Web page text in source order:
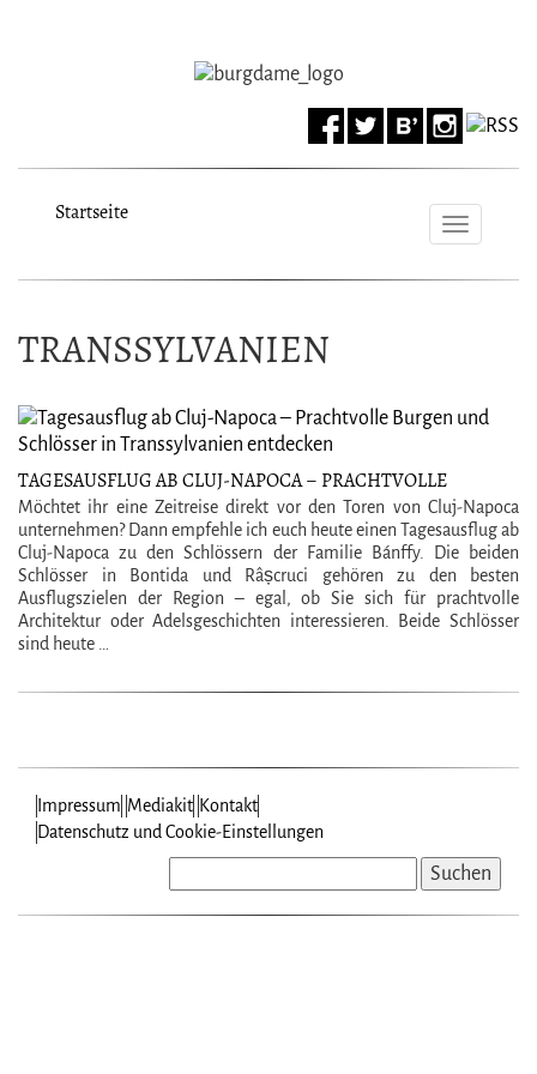
Toggle
Startseite
TRANSSYLVANIEN
TAGESAUSFLUG AB CLUJ-NAPOCA – PRACHTVOLLE
BURGEN UND SCHLÖSSER IN TRANSSYLVANIEN
ENTDECKEN
Möchtet ihr eine Zeitreise direkt vor den Toren von Cluj-Napoca
unternehmen? Dann empfehle ich euch heute einen Tagesausflug ab
Cluj-Napoca zu den Schlössern der Familie Bánffy. Die beiden
Schlösser in Bontida und Râșcruci gehören zu den besten
Ausflugszielen der Region – egal, ob Sie sich für prachtvolle
Architektur oder Adelsgeschichten interessieren. Beide Schlösser
sind heute …
Impressum Mediakit Kontakt
Datenschutz und Cookie-Einstellungen